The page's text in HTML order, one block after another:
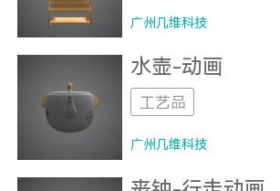
广州几维科技
水壶-动画
工艺品
广州几维科技